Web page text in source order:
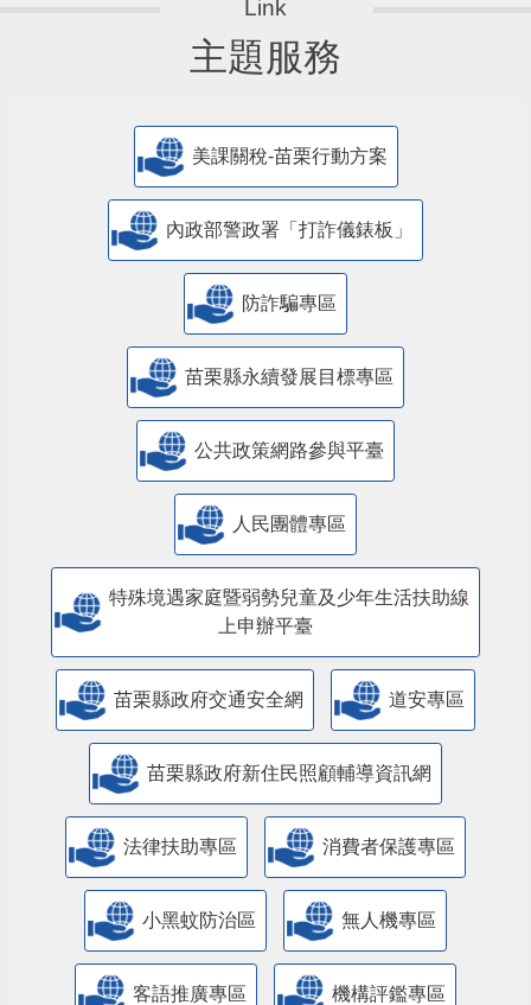
主題服務
美課關稅-苗栗行動方案
內政部警政署「打詐儀錶板」
防詐騙專區
苗栗縣永續發展目標專區
公共政策網路參與平臺
人民團體專區
特殊境遇家庭暨弱勢兒童及少年生活扶助線
上申辦平臺
苗栗縣政府交通安全網 道安專區
苗栗縣政府新住民照顧輔導資訊網
法律扶助專區 消費者保護專區
小黑蚊防治區 無人機專區
客語推廣專區 機構評鑑專區